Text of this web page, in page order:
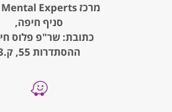
מרכז ME - Mental Experts,
סניף חיפה,
כתובת: שר"פ פלוס
ההסתדרות 55, ק.3